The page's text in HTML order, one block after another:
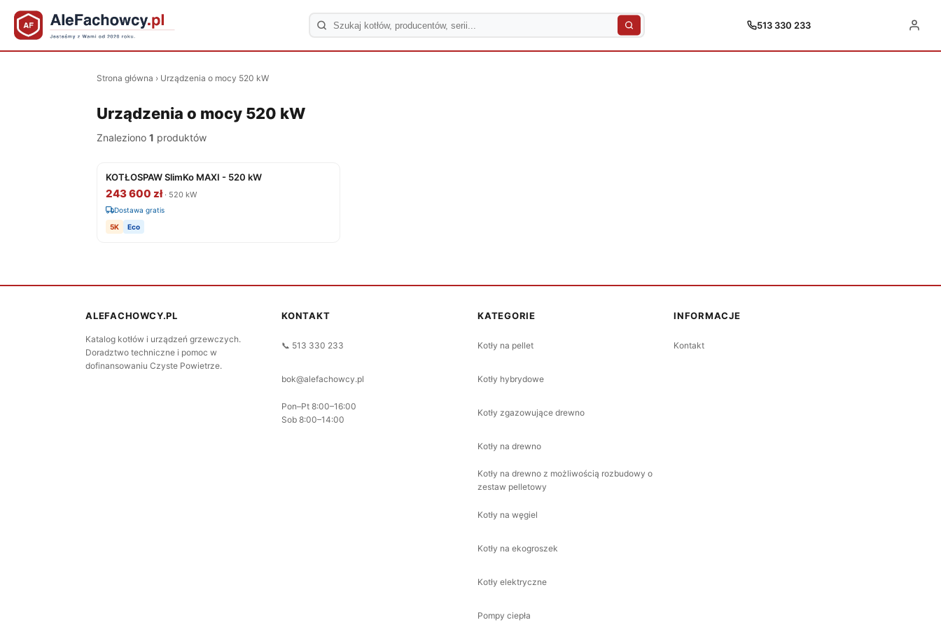
513 330 233
Strona główna › Urządzenia o mocy 520 kW
Urządzenia o mocy 520 kW
Znaleziono 1 produktów
KOTŁOSPAW SlimKo MAXI - 520 kW
243 600 zł · 520 kW
Dostawa gratis
5K
Eco
ALEFACHOWCY.PL
Katalog kotłów i urządzeń grzewczych.
Doradztwo techniczne i pomoc w
dofinansowaniu Czyste Powietrze.
KONTAKT
📞 513 330 233
bok@alefachowcy.pl
Pon–Pt 8:00–16:00
Sob 8:00–14:00
KATEGORIE
Kotły na pellet
Kotły hybrydowe
Kotły zgazowujące drewno
Kotły na drewno
Kotły na drewno z możliwością rozbudowy o
zestaw pelletowy
Kotły na węgiel
Kotły na ekogroszek
Kotły elektryczne
Pompy ciepła
INFORMACJE
Kontakt